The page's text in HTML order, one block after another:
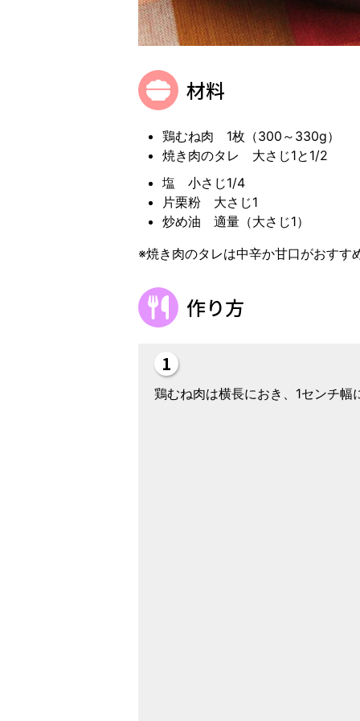
材料
鶏むね肉 1枚（300～330g）
焼き肉のタレ 大さじ1と1/2
塩 小さじ1/4
片栗粉 大さじ1
炒め油 適量（大さじ1）
※焼き肉のタレは中辛か甘口がおすす
作り方
鶏むね肉は横長におき、1センチ幅